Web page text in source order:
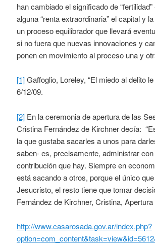
han cambiado el significado de
alguna “renta extraordinaria” el capital y
un proceso equilibrador que llevará
si no fuera que nuevas innovaciones y
ponen en movimiento al proceso una y
[1]Gaffoglio, Loreley, “El miedo al delito
6/12/09.
[2] En la ceremonia de apertura de las
Cristina Fernández de Kirchner decía:
la que gustaba sacarles a unos para
saben- es, precisamente, administrar
contribución que hay. Siempre en
está sacando a otros, porque el único
Jesucristo, el resto tiene que tomar
Fernández de Kirchner, Cristina,
http://www.casarosada.gov.ar/index.php?